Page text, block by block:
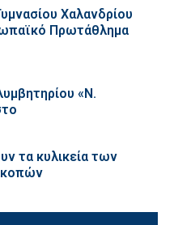
Χαλανδρίου
Πρωτάθλημα
«Ν.
τα κυλικεία των